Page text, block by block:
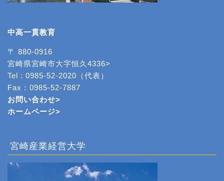
中高一貫教育
〒 880-0916
宮崎県宮崎市大字恒久4336>
Tel : 0985-52-2020（代表）
Fax：0985-52-7887
お問い合わせ>
ホームページ>
宮崎産業経営大学